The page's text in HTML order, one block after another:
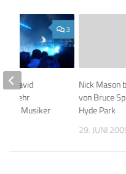
Nick Mason
von Bruce
Hyde Park
29. JUNI
3
David
sehr
Musiker